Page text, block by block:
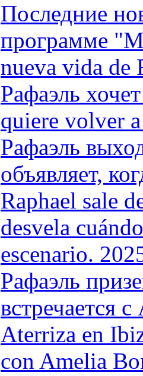
Последние
программе
nueva vida de
Рафаэль
quiere volver
Рафаэль
объявляет,
Raphael sale
desvela
escenario.
Рафаэль
встречается
Aterriza en
con Amelia